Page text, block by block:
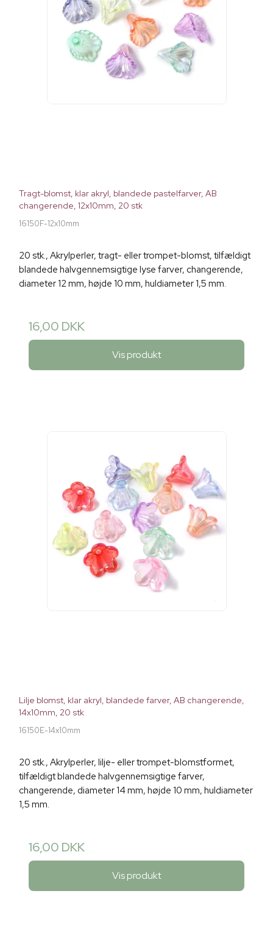
Tragt-blomst, klar akryl, blandede pastelfarver, AB
changerende, 12x10mm, 20 stk
16150F-12x10mm
20 stk., Akrylperler, tragt- eller trompet-blomst, tilfældigt
blandede halvgennemsigtige lyse farver, changerende,
diameter 12 mm, højde 10 mm, huldiameter 1,5 mm.
16,00 DKK
Vis produkt
Lilje blomst, klar akryl, blandede farver, AB changerende,
14x10mm, 20 stk
16150E-14x10mm
20 stk., Akrylperler, lilje- eller trompet-blomstformet,
tilfældigt blandede halvgennemsigtige farver,
changerende, diameter 14 mm, højde 10 mm, huldiameter
1,5 mm.
16,00 DKK
Vis produkt